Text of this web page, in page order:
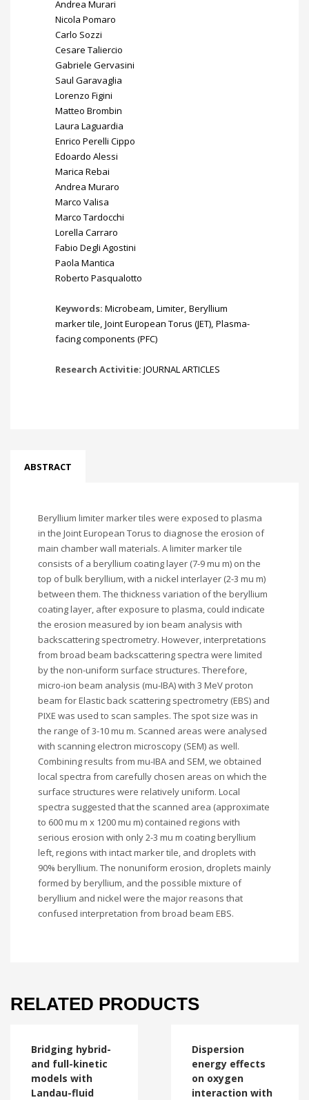
Andrea Murari
Nicola Pomaro
Carlo Sozzi
Cesare Taliercio
Gabriele Gervasini
Saul Garavaglia
Lorenzo Figini
Matteo Brombin
Laura Laguardia
Enrico Perelli Cippo
Edoardo Alessi
Marica Rebai
Andrea Muraro
Marco Valisa
Marco Tardocchi
Lorella Carraro
Fabio Degli Agostini
Paola Mantica
Roberto Pasqualotto
Keywords: Microbeam, Limiter, Beryllium
marker tile, Joint European Torus (JET), Plasma-
facing components (PFC)
Research Activitie: JOURNAL ARTICLES
ABSTRACT
Beryllium limiter marker tiles were exposed to plasma
in the Joint European Torus to diagnose the erosion of
main chamber wall materials. A limiter marker tile
consists of a beryllium coating layer (7-9 mu m) on the
top of bulk beryllium, with a nickel interlayer (2-3 mu m)
between them. The thickness variation of the beryllium
coating layer, after exposure to plasma, could indicate
the erosion measured by ion beam analysis with
backscattering spectrometry. However, interpretations
from broad beam backscattering spectra were limited
by the non-uniform surface structures. Therefore,
micro-ion beam analysis (mu-IBA) with 3 MeV proton
beam for Elastic back scattering spectrometry (EBS) and
PIXE was used to scan samples. The spot size was in
the range of 3-10 mu m. Scanned areas were analysed
with scanning electron microscopy (SEM) as well.
Combining results from mu-IBA and SEM, we obtained
local spectra from carefully chosen areas on which the
surface structures were relatively uniform. Local
spectra suggested that the scanned area (approximate
to 600 mu m x 1200 mu m) contained regions with
serious erosion with only 2-3 mu m coating beryllium
left, regions with intact marker tile, and droplets with
90% beryllium. The nonuniform erosion, droplets mainly
formed by beryllium, and the possible mixture of
beryllium and nickel were the major reasons that
confused interpretation from broad beam EBS.
RELATED PRODUCTS
Bridging hybrid-
and full-kinetic
models with
Landau-fluid
Dispersion
energy effects
on oxygen
interaction with